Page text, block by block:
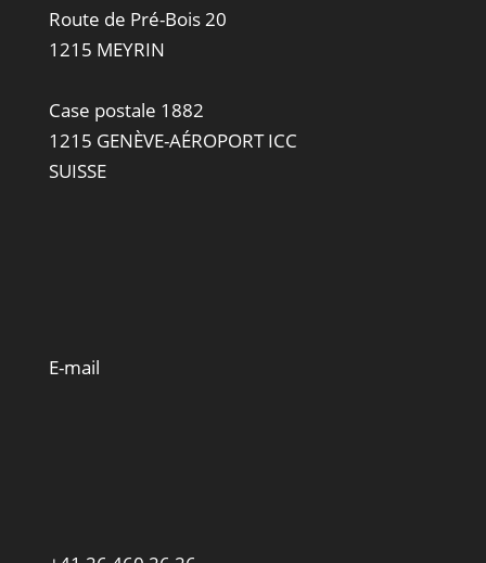
Route de Pré-Bois 20
1215 MEYRIN
Case postale 1882
1215 GENÈVE-AÉROPORT ICC
SUISSE
E-mail